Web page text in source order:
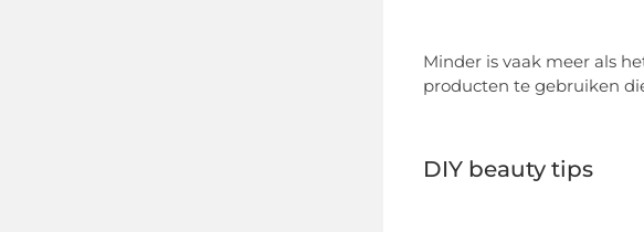
Minder is vaak meer als
producten te gebruiken
DIY beauty tips